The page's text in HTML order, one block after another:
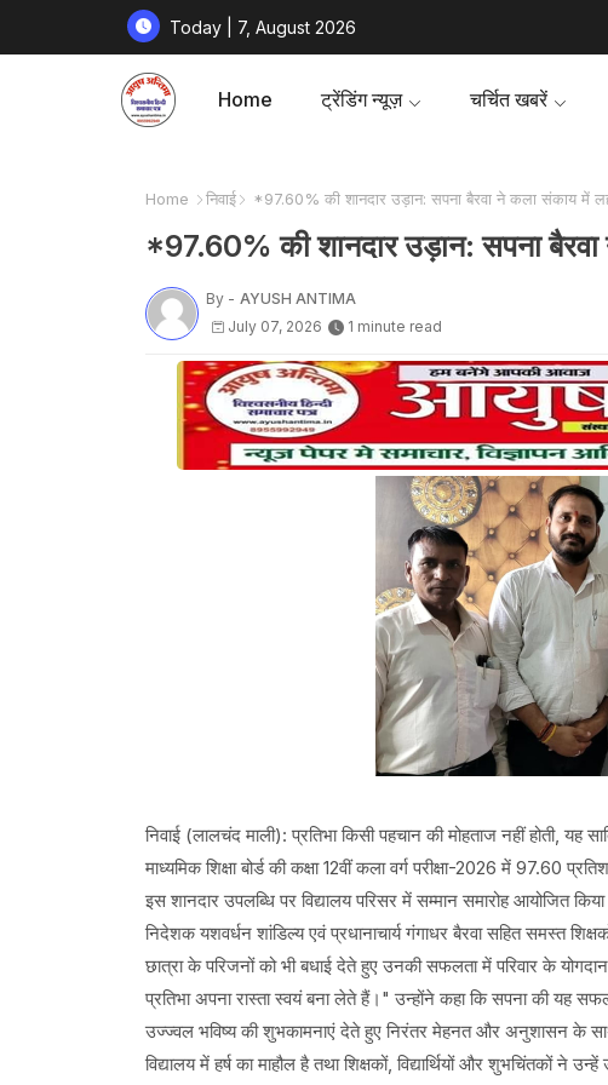
Today | 7, August 2026
Home ट्रेंडिंग न्यूज़ चर्चित खबरें
Home निवाई *97.60% की शानदार उड़ान: सपना बैरवा ने कला संकाय में
*97.60% की शानदार उड़ान: सपना
By - AYUSH ANTIMA
July 07, 2026
1 minute read
निवाई (लालचंद माली): प्रतिभा किसी पहचान की मोहताज नहीं होती,
माध्यमिक शिक्षा बोर्ड की कक्षा 12वीं कला वर्ग परीक्षा-2026 में 97.60
इस शानदार उपलब्धि पर विद्यालय परिसर में सम्मान समारोह आयोजित
निदेशक यशवर्धन शांडिल्य एवं प्रधानाचार्य गंगाधर बैरवा सहित समस्त
छात्रा के परिजनों को भी बधाई देते हुए उनकी सफलता में परिवार के
प्रतिभा अपना रास्ता स्वयं बना लेते हैं।" उन्होंने कहा कि सपना की यह
उज्ज्वल भविष्य की शुभकामनाएं देते हुए निरंतर मेहनत और अनुशासन के
विद्यालय में हर्ष का माहौल है तथा शिक्षकों, विद्यार्थियों और शुभचिंतकों ने